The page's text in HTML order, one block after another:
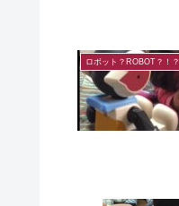
ロボット？ROBOT？！？